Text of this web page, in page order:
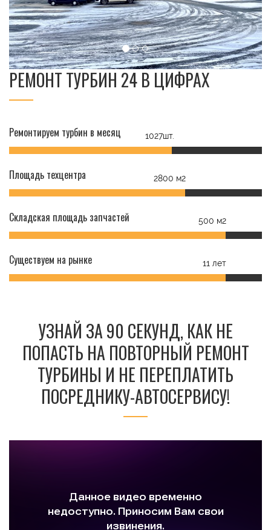
РЕМОНТ ТУРБИН 24 В ЦИФРАХ
Ремонтируем турбин в месяц 1027шт.
Площадь техцентра 2800 м2
Складская площадь запчастей 500 м2
Существуем на рынке 11 лет
УЗНАЙ ЗА 90 СЕКУНД, КАК НЕ
ПОПАСТЬ НА ПОВТОРНЫЙ РЕМОНТ
ТУРБИНЫ И НЕ ПЕРЕПЛАТИТЬ
ПОСРЕДНИКУ-АВТОСЕРВИСУ!